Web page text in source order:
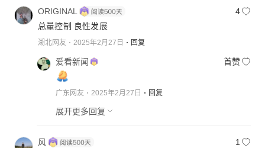
ORIGINAL
4
总量控制 良性发展
湖北网友 2025年2月27日 回复
爱看新闻 首赞
广东网友 2025年2月27日 回复
展开更多回复
风
1